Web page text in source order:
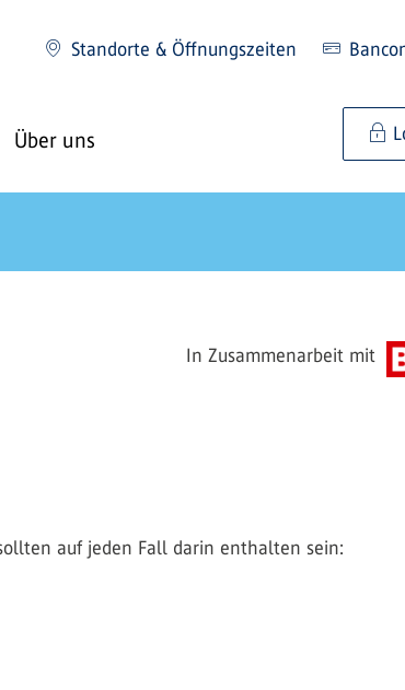
Standorte & Öffnungszeiten
Über uns
In Zusammenarbeit mit
auf jeden Fall darin enthalten sein: